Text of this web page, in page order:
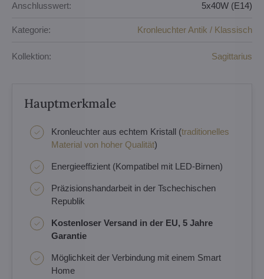
Anschlusswert: 5x40W (E14)
Kategorie: Kronleuchter Antik / Klassisch
Kollektion: Sagittarius
Hauptmerkmale
Kronleuchter aus echtem Kristall (traditionelles
Material von hoher Qualität)
Energieeffizient (Kompatibel mit LED-Birnen)
Präzisionshandarbeit in der Tschechischen
Republik
Kostenloser Versand in der EU, 5 Jahre
Garantie
Möglichkeit der Verbindung mit einem Smart
Home